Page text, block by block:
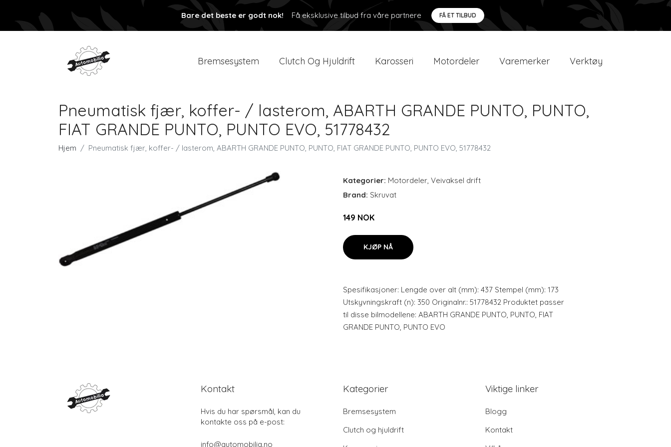
Bare det beste er godt nok! Få eksklusive tilbud fra våre partnere FÅ ET TILBUD
Bremsesystem Clutch Og Hjuldrift Karosseri Motordeler Varemerker Verktøy
Pneumatisk fjær, koffer- / lasterom, ABARTH GRANDE PUNTO, PUNTO,
FIAT GRANDE PUNTO, PUNTO EVO, 51778432
Hjem Pneumatisk fjær, koffer- / lasterom, ABARTH GRANDE PUNTO, PUNTO, FIAT GRANDE PUNTO, PUNTO EVO, 51778432
Kategorier: Motordeler, Veivaksel drift
Brand: Skruvat
149 NOK
KJØP NÅ
Spesifikasjoner: Lengde over alt (mm): 437 Stempel (mm): 173
Utskyvningskraft (n): 350 Originalnr.: 51778432 Produktet passer
til disse bilmodellene: ABARTH GRANDE PUNTO, PUNTO, FIAT
GRANDE PUNTO, PUNTO EVO
Kontakt
Hvis du har spørsmål, kan du
kontakte oss på e-post:
info@automobilia.no
Kategorier
Bremsesystem
Clutch og hjuldrift
Viktige linker
Blogg
Kontakt